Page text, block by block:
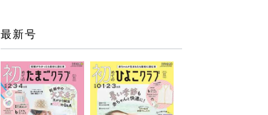
最新号